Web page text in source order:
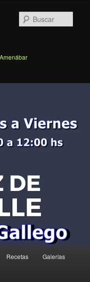
Recetas Galerías